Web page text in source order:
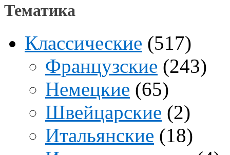
Тематика
Классические (517)
Французские (243)
Немецкие (65)
Швейцарские (2)
Итальянские (18)